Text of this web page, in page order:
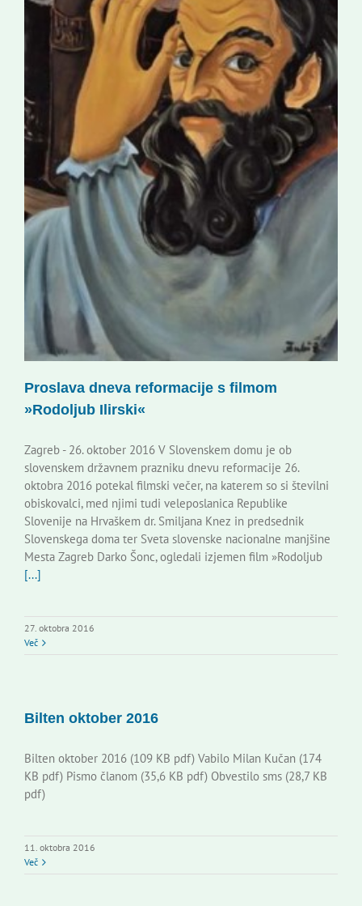
Proslava dneva reformacije s filmom
»Rodoljub Ilirski«
Zagreb - 26. oktober 2016 V Slovenskem domu je ob
slovenskem državnem prazniku dnevu reformacije 26.
oktobra 2016 potekal filmski večer, na katerem so si številni
obiskovalci, med njimi tudi veleposlanica Republike
Slovenije na Hrvaškem dr. Smiljana Knez in predsednik
Slovenskega doma ter Sveta slovenske nacionalne manjšine
Mesta Zagreb Darko Šonc, ogledali izjemen film »Rodoljub
[...]
27. oktobra 2016
Več
Bilten oktober 2016
Bilten oktober 2016 (109 KB pdf) Vabilo Milan Kučan (174
KB pdf) Pismo članom (35,6 KB pdf) Obvestilo sms (28,7 KB
pdf)
11. oktobra 2016
Več